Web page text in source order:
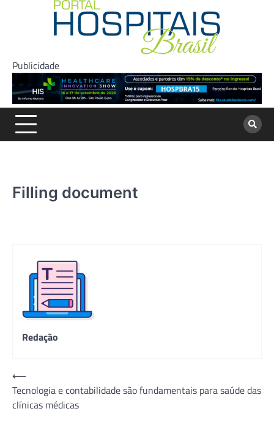
Publicidade
Filling document
Redação
Navegação
de
Post
⟵
Tecnologia e contabilidade são fundamentais para saúde das
clínicas médicas